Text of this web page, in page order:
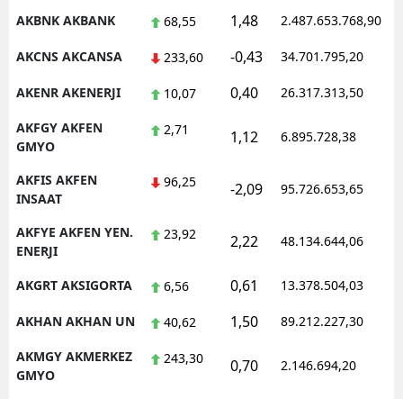
AKBNK AKBANK 68,55 1,48 2.487.653.768,90
AKCNS AKCANSA 233,60 -0,43 34.701.795,20
AKENR AKENERJI 10,07 0,40 26.317.313,50
AKFGY AKFEN
GMYO
2,71 1,12 6.895.728,38
AKFIS AKFEN
INSAAT
96,25 -2,09 95.726.653,65
AKFYE AKFEN YEN.
ENERJI
23,92 2,22 48.134.644,06
AKGRT AKSIGORTA 6,56 0,61 13.378.504,03
AKHAN AKHAN UN 40,62 1,50 89.212.227,30
AKMGY AKMERKEZ
GMYO
243,30 0,70 2.146.694,20